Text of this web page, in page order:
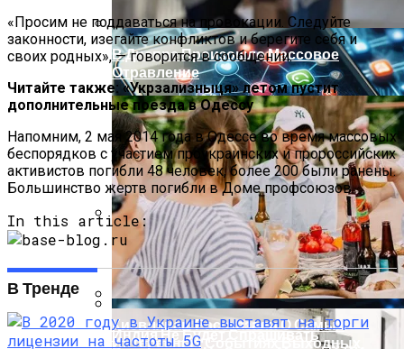
Военные Рельсы Спасут Британскую
Экономику?
Индия Не Будет Спрашивать
В Днепре Произошло Массовое
Отравление
Киевлянам Рассказали О Самых
Интересных Событиях Выходных
«Просим не поддаваться на провокации. Следуйте
законности, изегайте конфликтов и берегите себя и
своих родных», — говорится в сообщении.
Читайте также: «Укрзализныця» летом пустит
дополнительные поезда в Одессу
Напомним, 2 мая 2014 года в Одессе во время массовых
беспорядков с участием проукраинских и пророссийских
активистов погибли 48 человек, более 200 были ранены.
Большинство жертв погибли в Доме профсоюзов.
In this article:
В Тренде